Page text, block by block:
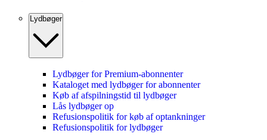
Lydbøger
Lydbøger for Premium-abonnenter
Kataloget med lydbøger for abonnenter
Køb af afspilningstid til lydbøger
Lås lydbøger op
Refusionspolitik for køb af optankninger
Refusionspolitik for lydbøger